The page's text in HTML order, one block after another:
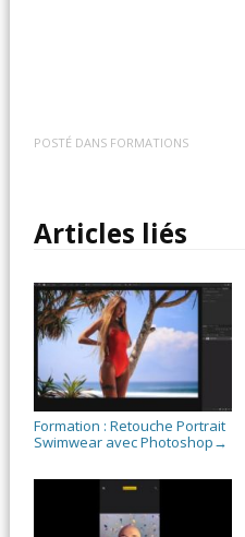
POSTÉ DANS FORMATIONS
Articles liés
Formation : Retouche Portrait
Swimwear avec Photoshop →